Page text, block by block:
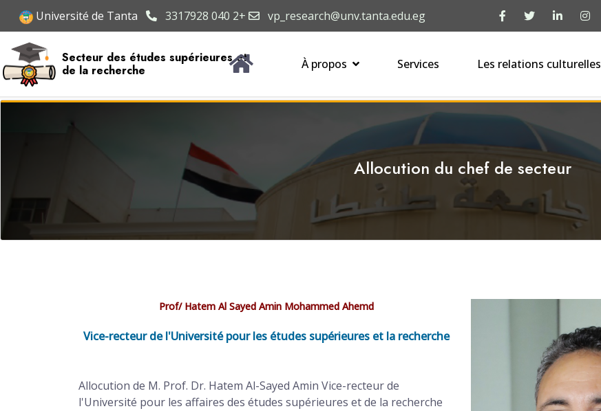
Université de Tanta 3317928 040 2+ vp_research@unv.tanta.edu.eg
Secteur des études supérieures et
de la recherche
À propos Services Les relations culturelles
Allocution du chef de secteur
Prof/ Hatem Al Sayed Amin Mohammed Ahemd
Vice-recteur de l'Université pour les études supérieures et la recherche
Allocution de M. Prof. Dr. Hatem Al-Sayed Amin Vice-recteur de
l'Université pour les affaires des études supérieures et de la recherche